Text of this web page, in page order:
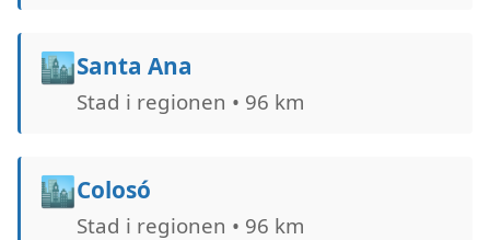
🏙️Santa Ana
Stad i regionen • 96 km
🏙️Colosó
Stad i regionen • 96 km